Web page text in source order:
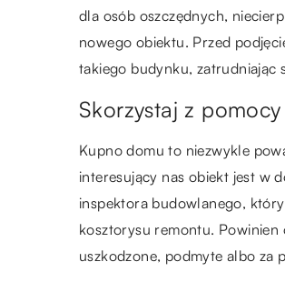
dla osób oszczędnych,
nowego obiektu. Przed
takiego budynku, zatrudniając
Skorzystaj z
Kupno domu to niezwykle
interesujący nas obiekt jest w
inspektora budowlanego,
kosztorysu remontu. Powinien
uszkodzone, podmyte albo za